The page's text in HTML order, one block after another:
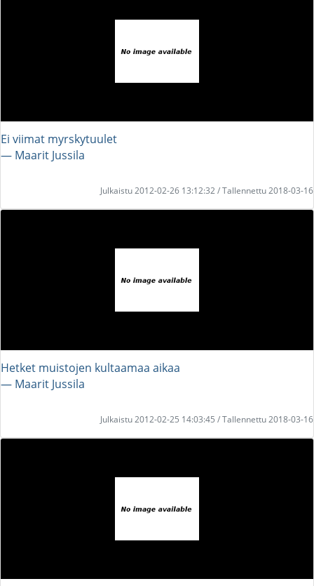
Ei viimat myrskytuulet
― Maarit Jussila
Julkaistu 2012-02-26 13:12:32 / Tallennettu 2018-03-16
Hetket muistojen kultaamaa aikaa
― Maarit Jussila
Julkaistu 2012-02-25 14:03:45 / Tallennettu 2018-03-16